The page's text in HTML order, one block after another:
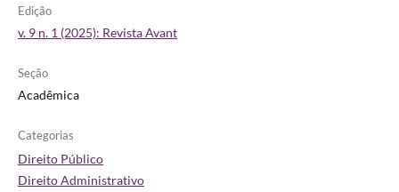
Edição
v. 9 n. 1 (2025): Revista Avant
Seção
Acadêmica
Categorias
Direito Público
Direito Administrativo